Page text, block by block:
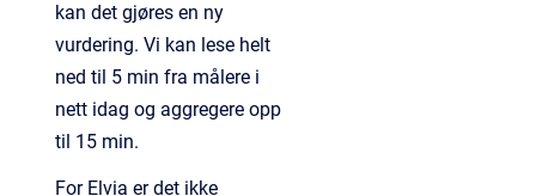
kan det gjøres en ny
vurdering. Vi kan lese helt
ned til 5 min fra målere i
nett idag og aggregere opp
til 15 min.
For Elvia er det ikke